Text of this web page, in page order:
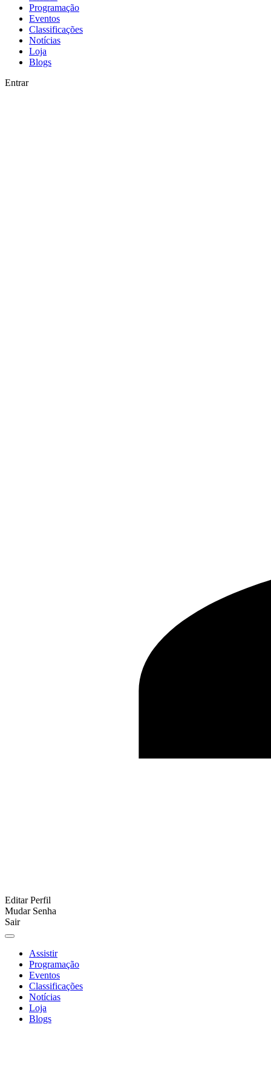
Programação
Eventos
Classificações
Notícias
Loja
Blogs
Entrar
Editar Perfil
Mudar Senha
Sair
Assistir
Programação
Eventos
Classificações
Notícias
Loja
Blogs